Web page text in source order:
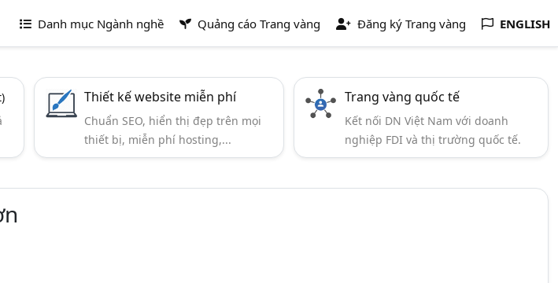
Danh mục Ngành nghề Quảng cáo Trang vàng Đăng ký Trang vàng ENGLISH
Thiết kế website miễn phí
Chuẩn SEO, hiển thị đẹp trên mọi
thiết bị, miễn phí hosting,...
Trang vàng quốc tế
Kết nối DN Việt Nam với doanh
nghiệp FDI và thị trường quốc tế.